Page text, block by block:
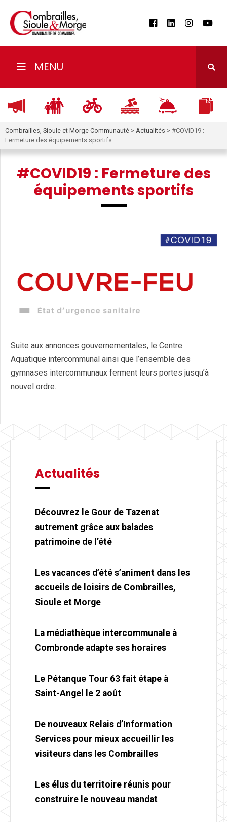
MENU
Combrailles, Sioule et Morge Communauté > Actualités > #COVID19 :
Fermeture des équipements sportifs
#COVID19 : Fermeture des
équipements sportifs
Suite aux annonces gouvernementales, le Centre
Aquatique intercommunal ainsi que l’ensemble des
gymnases intercommunaux ferment leurs portes jusqu’à
nouvel ordre.
Actualités
Découvrez le Gour de Tazenat
autrement grâce aux balades
patrimoine de l’été
Les vacances d’été s’animent dans les
accueils de loisirs de Combrailles,
Sioule et Morge
La médiathèque intercommunale à
Combronde adapte ses horaires
Le Pétanque Tour 63 fait étape à
Saint-Angel le 2 août
De nouveaux Relais d’Information
Services pour mieux accueillir les
visiteurs dans les Combrailles
Les élus du territoire réunis pour
construire le nouveau mandat